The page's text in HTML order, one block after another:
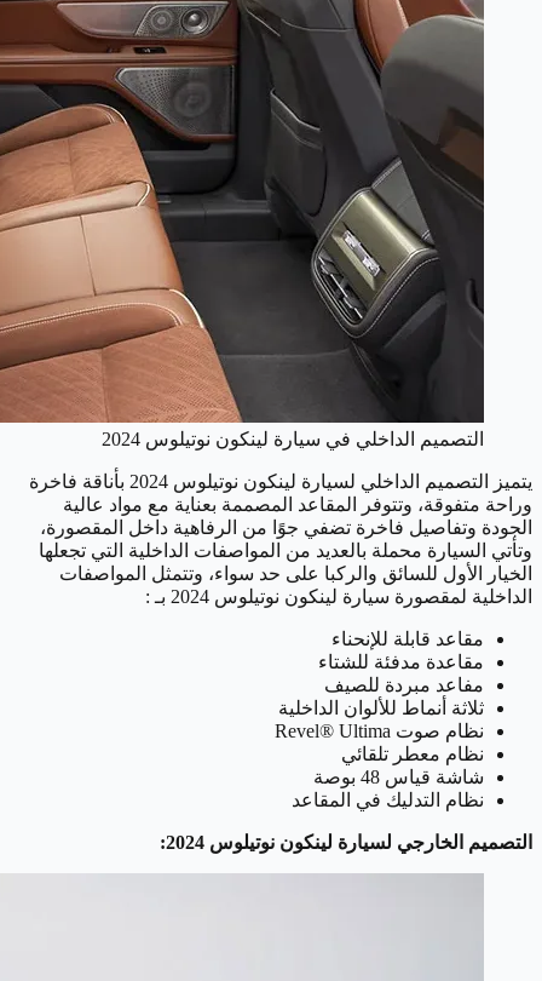
التصميم الداخلي في سيارة لينكون نوتيلوس 2024
يتميز التصميم الداخلي لسيارة لينكون نوتيلوس 2024 بأناقة فاخرة
وراحة متفوقة، وتتوفر المقاعد المصممة بعناية مع مواد عالية
الجودة وتفاصيل فاخرة تضفي جوًا من الرفاهية داخل المقصورة،
وتأتي السيارة محملة بالعديد من المواصفات الداخلية التي تجعلها
الخيار الأول للسائق والركبا على حد سواء، وتتمثل المواصفات
الداخلية لمقصورة سيارة لينكون نوتيلوس 2024 بـ :
مقاعد قابلة للإنحناء
مقاعدة مدفئة للشتاء
مفاعد مبردة للصيف
ثلاثة أنماط للألوان الداخلية
نظام صوت Revel® Ultima
نظام معطر تلقائي
شاشة قياس 48 بوصة
نظام التدليك في المقاعد
التصميم الخارجي لسيارة لينكون نوتيلوس 2024: